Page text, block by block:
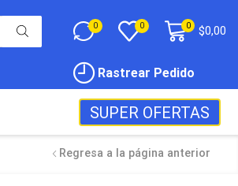
0 0 0 $0,00
Rastrear Pedido
SUPER OFERTAS
Regresa a la página anterior